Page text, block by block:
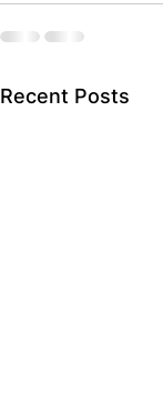
Recent Posts